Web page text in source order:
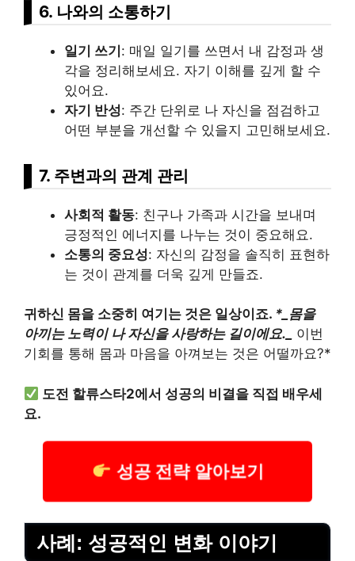
6. 나와의 소통하기
일기 쓰기: 매일 일기를 쓰면서 내 감정과 생
각을 정리해보세요. 자기 이해를 깊게 할 수
있어요.
자기 반성: 주간 단위로 나 자신을 점검하고
어떤 부분을 개선할 수 있을지 고민해보세요.
7. 주변과의 관계 관리
사회적 활동: 친구나 가족과 시간을 보내며
긍정적인 에너지를 나누는 것이 중요해요.
소통의 중요성: 자신의 감정을 솔직히 표현하
는 것이 관계를 더욱 깊게 만들죠.
귀하신 몸을 소중히 여기는 것은 일상이죠. *_몸을
아끼는 노력이 나 자신을 사랑하는 길이에요._
이번
기회를 통해 몸과 마음을 아껴보는 것은 어떨까요?*
도전 할류스타2에서 성공의 비결을 직접 배우세
요.
성공 전략 알아보기
사례: 성공적인 변화 이야기